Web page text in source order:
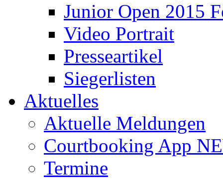
Junior Open 2015
Video Portrait
Presseartikel
Siegerlisten
Aktuelles
Aktuelle Meldungen
Courtbooking App
Termine